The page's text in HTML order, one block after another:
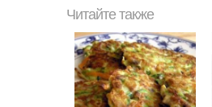
Читайте также